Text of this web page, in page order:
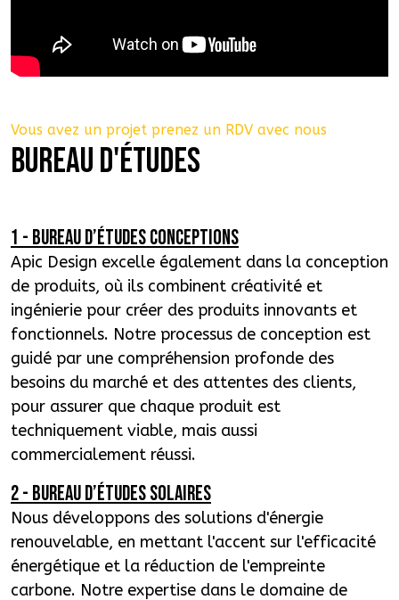
Vous avez un projet prenez un RDV avec nous
BUREAU D'ÉTUDES
1 - BUREAU d’études conceptions
Apic Design excelle également dans la conception
de produits, où ils combinent créativité et
ingénierie pour créer des produits innovants et
fonctionnels. Notre processus de conception est
guidé par une compréhension profonde des
besoins du marché et des attentes des clients,
pour assurer que chaque produit est
techniquement viable, mais aussi
commercialement réussi.
2 - BUREAU d’études solaires
Nous développons des solutions d'énergie
renouvelable, en mettant l'accent sur l'efficacité
énergétique et la réduction de l'empreinte
carbone. Notre expertise dans le domaine de